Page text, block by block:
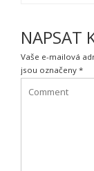
NAPSAT
Vaše e-mailová
jsou označeny *